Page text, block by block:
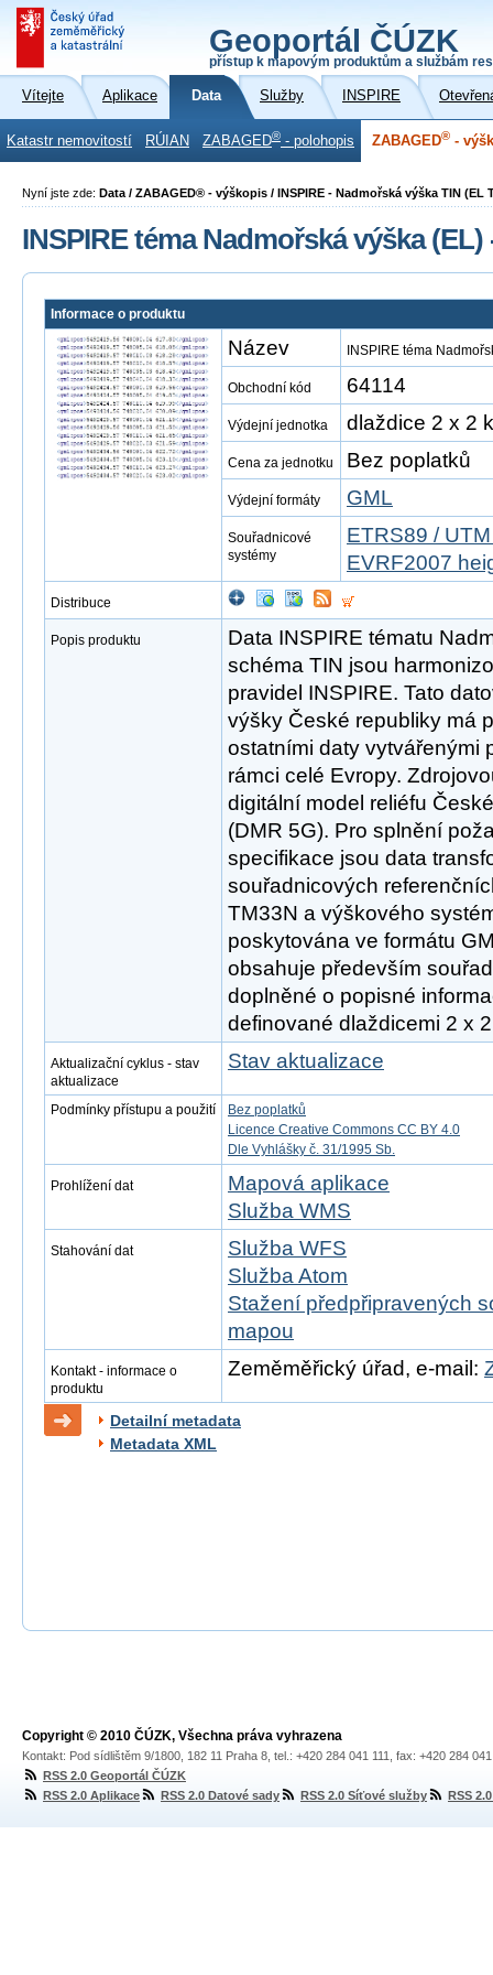
Geoportál ČÚZK
přístup k mapovým produktům a službám
Vítejte Aplikace Data Služby INSPIRE
Katastr nemovitostí RÚIAN ZABAGED® - polohopis ZABAGED® -
Nyní jste zde: Data / ZABAGED® - výškopis / INSPIRE - Nadmořská výška TIN (EL
INSPIRE téma Nadmořská výška (EL)
Informace o produktu
Název INSPIRE téma
Obchodní kód 64114
Výdejní jednotka dlaždice 2 x 2
Cena za jednotku Bez poplatků
Výdejní formáty GML
Souřadnicové
systémy
ETRS89 /
EVRF2007
Distribuce
Popis produktu
Data INSPIRE tématu
schéma TIN jsou
pravidel INSPIRE. Tato
výšky České republiky má
ostatními daty vytvářenými
rámci celé Evropy.
digitální model reliéfu
(DMR 5G). Pro splnění
specifikace jsou data
souřadnicových
TM33N a výškového
poskytována ve formátu
obsahuje především
doplněné o popisné
definované dlaždicemi 2 x
Aktualizační cyklus - stav
aktualizace
Stav aktualizace
Podmínky přístupu a použití
Bez poplatků
Licence Creative Commons CC BY 4.0
Dle Vyhlášky č. 31/1995 Sb.
Prohlížení dat
Mapová aplikace
Služba WMS
Stahování dat
Služba WFS
Služba Atom
Stažení předpřipravených
mapou
Kontakt - informace o
produktu
Zeměměřický úřad, e-mail:
Detailní metadata
Metadata XML
Copyright © 2010 ČÚZK, Všechna práva vyhrazena
Kontakt: Pod sídlištěm 9/1800, 182 11 Praha 8, tel.: +420 284 041 111, fax: +420 284
RSS 2.0 Geoportál ČÚZK
RSS 2.0 Aplikace
RSS 2.0 Datové sady RSS 2.0 Síťové služby RSS